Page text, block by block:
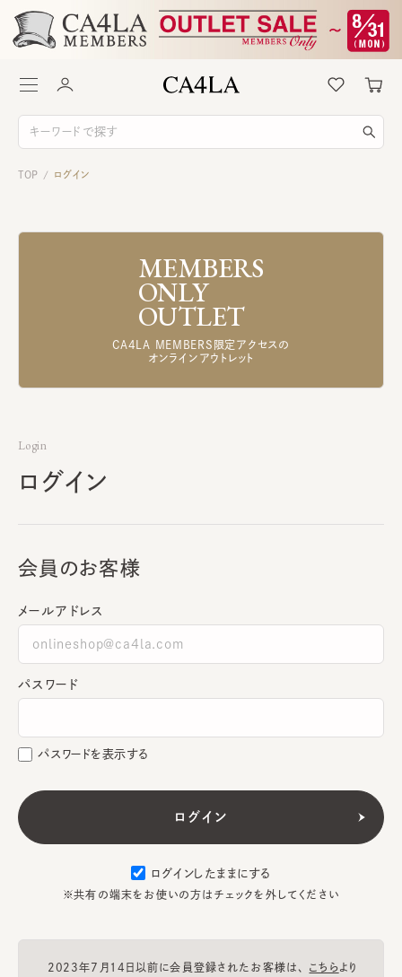
TOP / ログイン
MEMBERS
ONLY
OUTLET
CA4LA MEMBERS限定アクセスの
オンラインアウトレット
Login
ログイン
会員のお客様
メールアドレス
パスワード
パスワードを表示する
ログインしたままにする
※共有の端末をお使いの方はチェックを外してください
2023年7月14日以前に会員登録されたお客様は、 こちらより